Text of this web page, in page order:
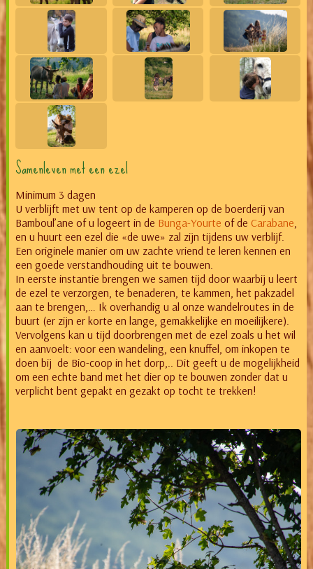
Samenleven met een ezel
Minimum 3 dagen
U verblijft met uw tent op de kamperen op de boerderij van
Bamboul’ane of u logeert in de Bunga-Yourte of de Carabane
en u huurt een ezel die «de uwe» zal zijn tijdens uw verblijf.
Een originele manier om uw zachte vriend te leren kennen en
een goede verstandhouding uit te bouwen.
In eerste instantie brengen we samen tijd door waarbij u leert
de ezel te verzorgen, te benaderen, te kammen, het pakzadel
aan te brengen,… Ik overhandig u al onze wandelroutes in de
buurt (er zijn er korte en lange, gemakkelijke en moeilijkere).
Vervolgens kan u tijd doorbrengen met de ezel zoals u het wil
en aanvoelt: voor een wandeling, een knuffel, om inkopen te
doen bij de Bio-coop in het dorp,.. Dit geeft u de mogelijkheid
om een echte band met het dier op te bouwen zonder dat u
verplicht bent gepakt en gezakt op tocht te trekken!